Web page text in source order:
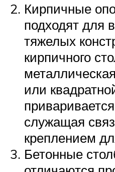
Кирпичные
подходят для
тяжелых
кирпичного
или
служащая
креплением
Бетонные